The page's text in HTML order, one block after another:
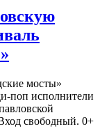
мосты»
поп исполнители
свободный. 0+